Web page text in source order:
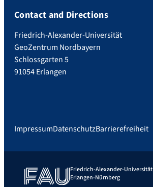
Contact and Directions
Friedrich-Alexander-Universität
GeoZentrum Nordbayern
Schlossgarten 5
91054 Erlangen
ImpressumDatenschutzBarrierefreiheit
Friedrich-Alexander-Universität
Erlangen-Nürnberg